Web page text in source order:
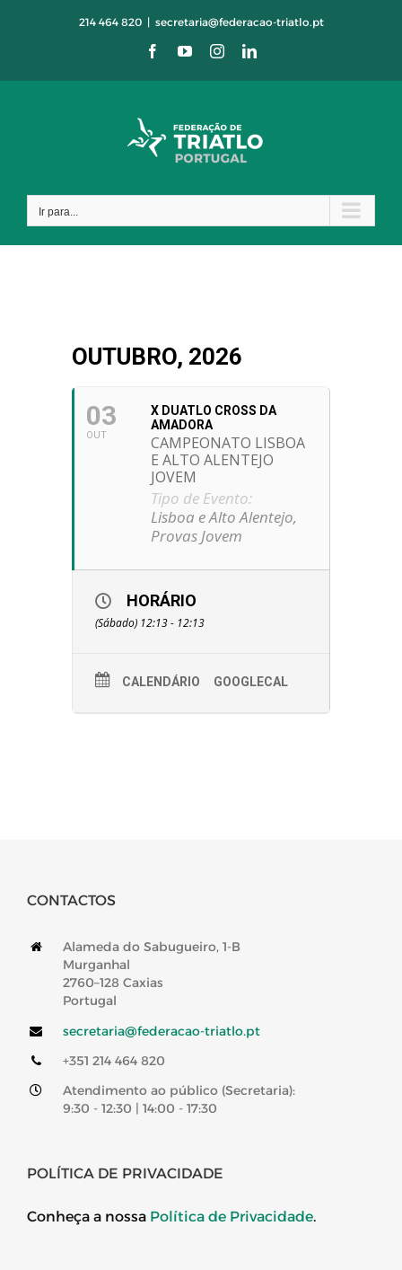
214 464 820 | secretaria@federacao-triatlo.pt
FacebookYouTubeInstagramLinkedIn
Ir para...
OUTUBRO, 2026
03
OUT
X DUATLO CROSS DA
AMADORA
CAMPEONATO LISBOA
E ALTO ALENTEJO
JOVEM
Tipo de Evento:
Lisboa e Alto Alentejo,
Provas Jovem
HORÁRIO
(Sábado) 12:13 - 12:13
CALENDÁRIO GOOGLECAL
CONTACTOS
Alameda do Sabugueiro, 1-B
Murganhal
2760–128 Caxias
Portugal
secretaria@federacao-triatlo.pt
+351 214 464 820
Atendimento ao público (Secretaria):
9:30 - 12:30 | 14:00 - 17:30
POLÍTICA DE PRIVACIDADE
Conheça a nossa Política de Privacidade.